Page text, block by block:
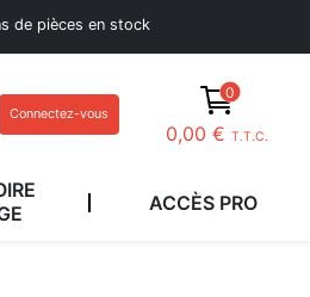
de pièces en stock
Connectez-vous
0
0,00 € T.T.C.
ACCÈS PRO